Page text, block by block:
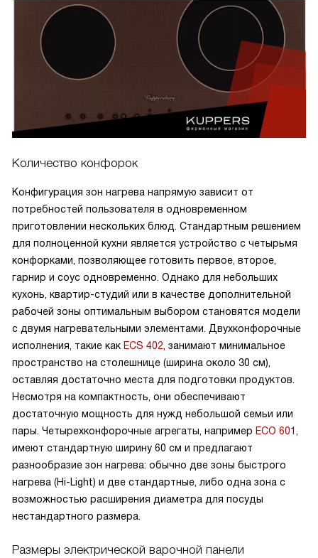
Количество конфорок
Конфигурация зон нагрева напрямую зависит от
потребностей пользователя в одновременном
приготовлении нескольких блюд. Стандартным решением
для полноценной кухни является устройство с четырьмя
конфорками, позволяющее готовить первое, второе,
гарнир и соус одновременно. Однако для небольших
кухонь, квартир-студий или в качестве дополнительной
рабочей зоны оптимальным выбором становятся модели
с двумя нагревательными элементами. Двухконфорочные
исполнения, такие как ECS 402 , занимают минимальное
пространство на столешнице (ширина около 30 см),
оставляя достаточно места для подготовки продуктов.
Несмотря на компактность, они обеспечивают
достаточную мощность для нужд небольшой семьи или
пары. Четырехконфорочные агрегаты, например ECO 601
имеют стандартную ширину 60 см и предлагают
разнообразие зон нагрева: обычно две зоны быстрого
нагрева (Hi-Light) и две стандартные, либо одна зона с
возможностью расширения диаметра для посуды
нестандартного размера.
Размеры электрической варочной панели